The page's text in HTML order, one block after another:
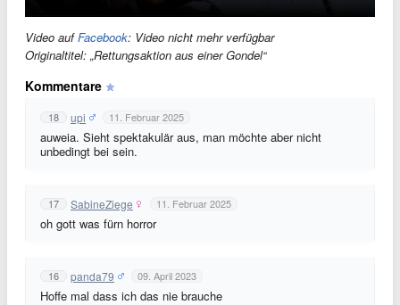
Video aufFacebook: Video nicht mehr verfügbar
Originaltitel: „Rettungsaktion aus einer Gondel“
Kommentare
18 upi 11. Februar 2025
auweia. Sieht spektakulär aus, man möchte aber nicht
unbedingt bei sein.
17 SabineZiege 11. Februar 2025
oh gott was fürn horror
16 panda79 09. April 2023
Hoffe mal dass ich das nie brauche